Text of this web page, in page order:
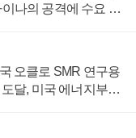
나의 공격에 수요 늘
오클로 SMR 연구용
달, 미국 에너지부